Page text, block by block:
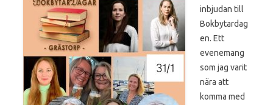
inbjudan till
Bokbytardag
en. Ett
evenemang
som jag varit
nära att
komma med